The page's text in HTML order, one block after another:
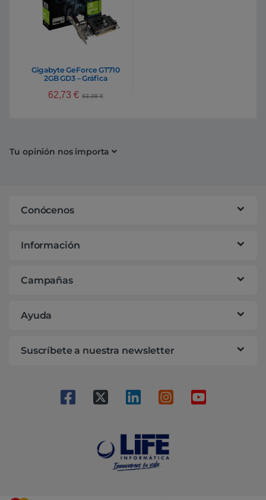
Gigabyte GeForce GT710
2GB GD3 – Gráfica
62,73€ 63,38€
Tu opinión nos importa
Conócenos
Información
Campañas
Ayuda
Suscríbete a nuestra newsletter